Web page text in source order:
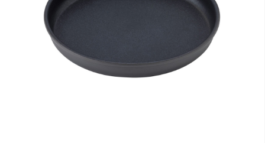
クッキングツール